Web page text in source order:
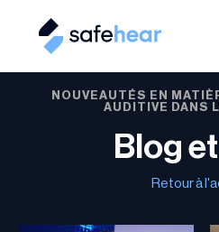
NOUVEAUTÉS EN
AUDITIVE DANS
Blog
Retour à